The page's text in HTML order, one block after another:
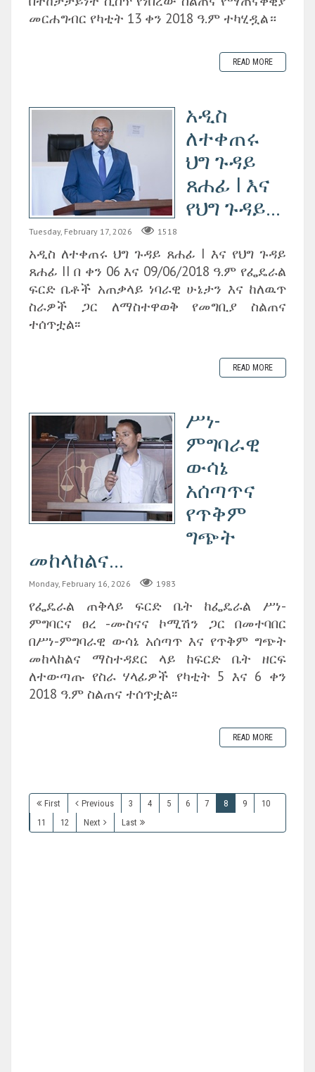
መርሐግብር የካቲት 13 ቀን 2018 ዓ.ም ተካሂዷል።
READ MORE
አዲስ
ለተቀጠሩ
ህግ ጉዳይ
ጸሐፊ I እና
የህግ ጉዳይ...
Tuesday, February 17, 2026 1518
አዲስ ለተቀጠሩ ህግ ጉዳይ ጸሐፊ I እና የህግ ጉዳይ
ጸሐፊ II በ ቀን 06 እና 09/06/2018 ዓ.ም የፌዴራል
ፍርድ ቤቶች አጠቃላይ ነባራዊ ሁኔታን እና ከለዉጥ
ስራዎች ጋር ለማስተዋወቅ የመግቢያ ስልጠና
ተሰጥቷል፡፡
READ MORE
ሥነ-
ምግባራዊ
ውሳኔ
አሰጣጥና
የጥቅም
ግጭት
መከላከልና...
Monday, February 16, 2026 1983
የፌዴራል ጠቅላይ ፍርድ ቤት ከፌዴራል ሥነ-
ምግባርና ፀረ -ሙስናና ኮሚሽን ጋር በመተባበር
በሥነ-ምግባራዊ ውሳኔ አሰጣጥ እና የጥቅም ግጭት
መከላከልና ማስተዳደር ላይ ከፍርድ ቤት ዘርፍ
ለተውጣጡ የስራ ሃላፊዎች የካቲት 5 እና 6 ቀን
2018 ዓ.ም ስልጠና ተሰጥቷል፡፡
READ MORE
First Previous 3 4 5 6 7 8 9
10
11
12 Next Last